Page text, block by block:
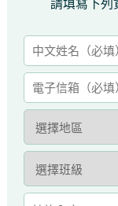
請填寫下列